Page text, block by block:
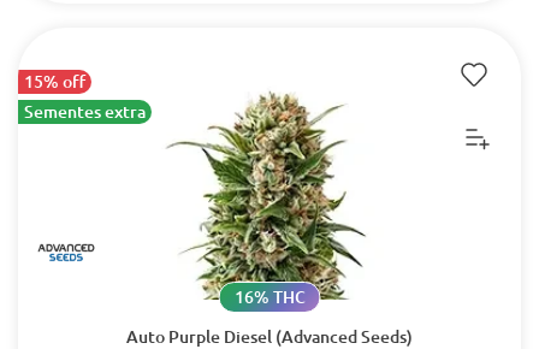
15% off
Sementes extra
Auto Purple Diesel (Advanced Seeds)
16% THC